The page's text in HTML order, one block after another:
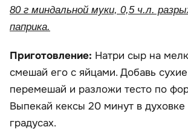
80 г миндальной муки, 0,5 ч.л.
паприка.
Приготовление: Натри сыр на
смешай его с яйцами. Добавь
перемешай и разложи тесто по
Выпекай кексы 20 минут в духовке
градусах.